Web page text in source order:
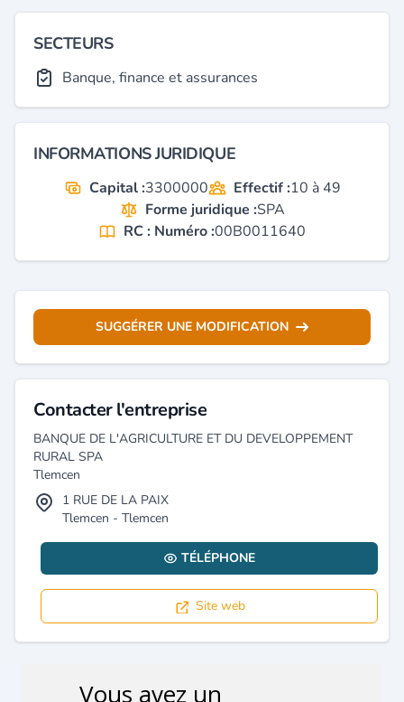
SECTEURS
Banque, finance et assurances
INFORMATIONS JURIDIQUE
Capital :3300000 Effectif :10 à 49
Forme juridique :SPA
RC : Numéro :00B0011640
SUGGÉRER UNE MODIFICATION
Contacter l'entreprise
BANQUE DE L'AGRICULTURE ET DU DEVELOPPEMENT
RURAL SPA
Tlemcen
1 RUE DE LA PAIX
Tlemcen - Tlemcen
TÉLÉPHONE
Site web